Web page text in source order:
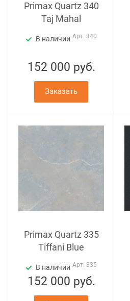
Primax Quartz 340
Taj Mahal
В наличии Арт. 340
152 000 руб.
Заказать
Primax Quartz 335
Tiffani Blue
В наличии Арт. 335
152 000 руб.